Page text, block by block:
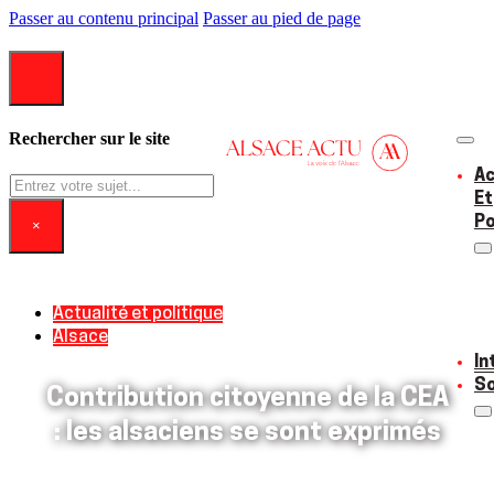
Passer au contenu principal Passer au pied de page
Et
Rechercher sur le site
Rechercher
×
Actualité et politique
Alsace
Contribution citoyenne de la CEA
: les alsaciens se sont exprimés